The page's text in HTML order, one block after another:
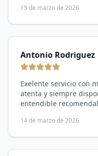
15 de marzo de 2026
Antonio Rodriguez
Exelente servicio con
atenta y siempre
entendible
14 de marzo de 2026